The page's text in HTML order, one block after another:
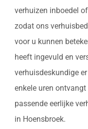
verhuizen inboedel
zodat ons
voor u kunnen
heeft ingevuld en
verhuisdeskundige
enkele uren
passende eerlijke
in Hoensbroek.